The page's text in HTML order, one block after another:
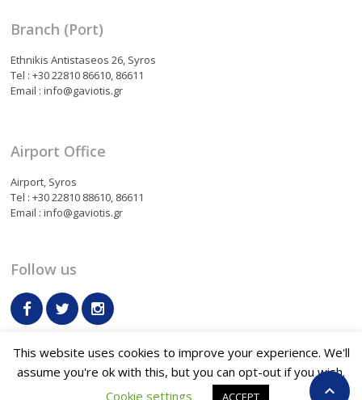

Branch (Port)
Ethnikis Antistaseos 26, Syros
Tel : +30 22810 86610, 86611
Email : info@gaviotis.gr
Airport Office
Airport, Syros
Tel : +30 22810 88610, 86611
Email : info@gaviotis.gr
Follow us
Terms & Conditions Contact us
This website uses cookies to improve your experience. We'll
assume you're ok with this, but you can opt-out if you wish.
Cookie settings
ACCEPT